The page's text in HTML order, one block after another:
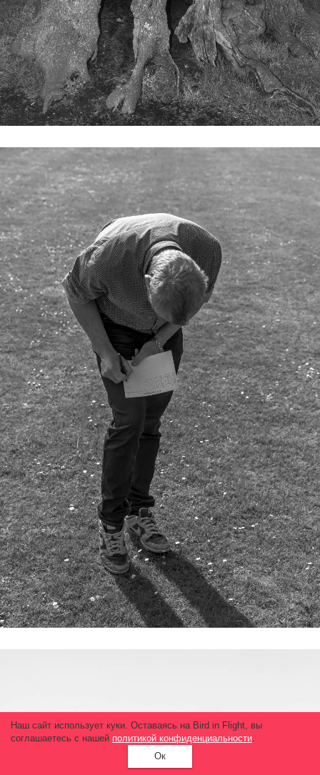
Наш сайт использует куки. Оставаясь на Bird in Flight, вы
соглашаетесь с нашей политикой конфиденциальности.
Ок